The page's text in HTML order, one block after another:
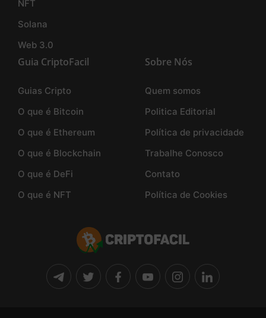
NFT
Solana
Web 3.0
Guia CriptoFacil
Guias Cripto
O que é Bitcoin
O que é Ethereum
O que é Blockchain
O que é DeFi
O que é NFT
Sobre Nós
Quem somos
Politica Editorial
Política de privacidade
Trabalhe Conosco
Contato
Política de Cookies